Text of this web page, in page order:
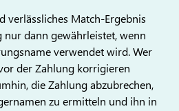
verlässliches Match-Ergebnis
nur dann gewährleistet, wenn
verwendet wird. Wer
der Zahlung korrigieren
die Zahlung abzubrechen,
zu ermitteln und ihn in